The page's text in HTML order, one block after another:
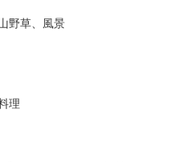
野草、風景
理